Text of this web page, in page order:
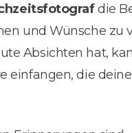
die
und Wünsche zu
Absichten hat,
einfangen, die